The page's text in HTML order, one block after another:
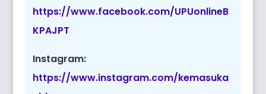
https://www.facebook.com/UPUonlineB
KPAJPT
Instagram:
https://www.instagram.com/kemasuka